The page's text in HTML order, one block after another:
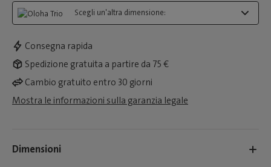
Scegli un'altra dimensione:
Consegna rapida
Spedizione gratuita a partire da 75 €
Cambio gratuito entro 30 giorni
Mostra le informazioni sulla garanzia legale
Dimensioni